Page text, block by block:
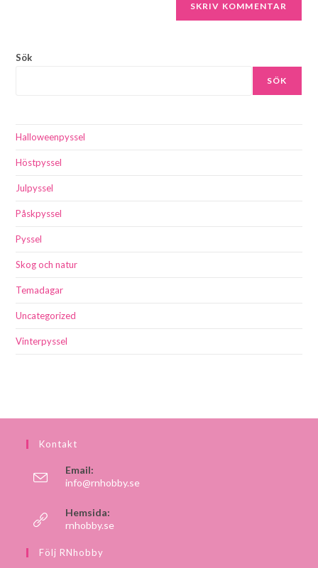
Sök
SÖK
Halloweenpyssel
Höstpyssel
Julpyssel
Påskpyssel
Pyssel
Skog och natur
Temadagar
Uncategorized
Vinterpyssel
Kontakt
Email:
info@rnhobby.se
Hemsida:
rnhobby.se
Följ RNhobby